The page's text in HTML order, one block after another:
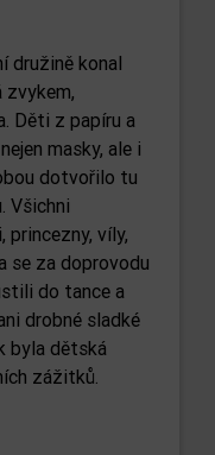
družině konal
zvykem,
Děti z papíru a
masky, ale i
dotvořilo tu
Všichni
princezny, víly,
se za doprovodu
do tance a
drobné sladké
byla dětská
zážitků.